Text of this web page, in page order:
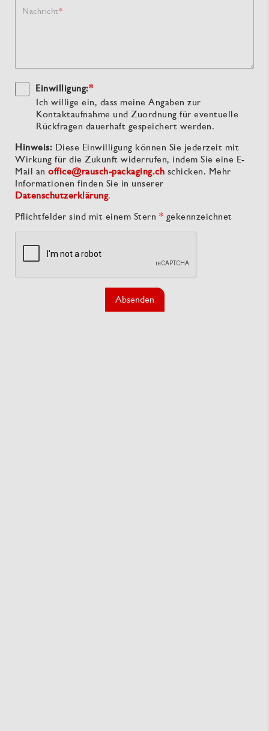
Nachricht
Einwilligung:*
Ich willige ein, dass meine Angaben zur
Kontaktaufnahme und Zuordnung für eventuelle
Rückfragen dauerhaft gespeichert werden.
Hinweis: Diese Einwilligung können Sie jederzeit mit
Wirkung für die Zukunft widerrufen, indem Sie eine E-
Mail an office@rausch-packaging.ch schicken. Mehr
Informationen finden Sie in unserer
Datenschutzerklärung.
Pflichtfelder sind mit einem Stern * gekennzeichnet
Absenden